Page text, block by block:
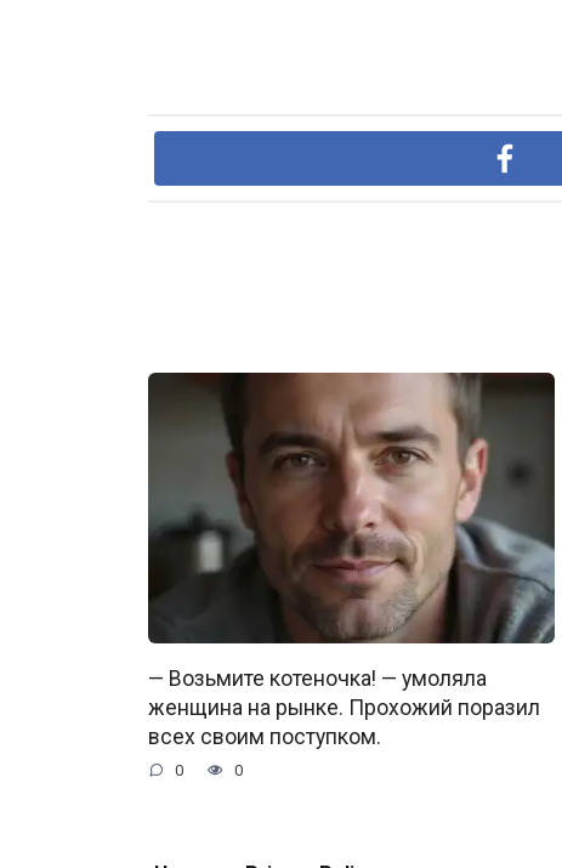
— Возьмите котеночка! — умоляла
женщина на рынке. Прохожий поразил
всех своим поступком.
0 0